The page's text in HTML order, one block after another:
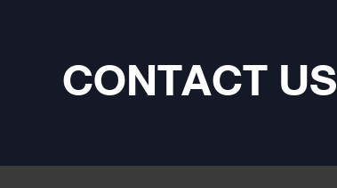
create precise imaging,
soundstages, andCONTACT US